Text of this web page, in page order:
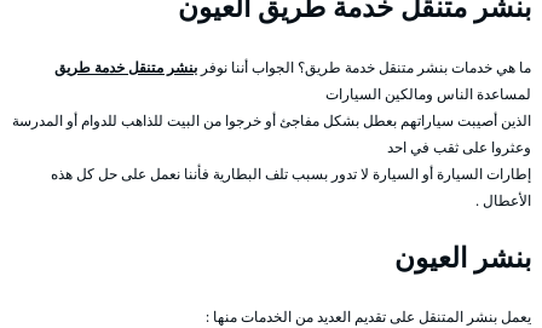
ما هي خدمات بنشر متنقل خدمة طريق؟ الجواب أننا نوفر بنشر متنقل خدمة طريق
لمساعدة الناس ومالكين السيارات
الذين أصيبت سياراتهم بعطل بشكل مفاجئ أو خرجوا من البيت للذاهب للدوام أو المدرسة
وعثروا على ثقب في احد
إطارات السيارة أو السيارة لا تدور بسبب تلف البطارية فأننا نعمل على حل كل هذه
الأعطال .
بنشر العيون
يعمل بنشر المتنقل على تقديم العديد من الخدمات منها :